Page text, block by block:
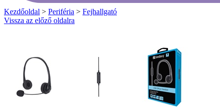
Kezdőoldal > Periféria > Fejhallgató
Vissza az előző oldalra